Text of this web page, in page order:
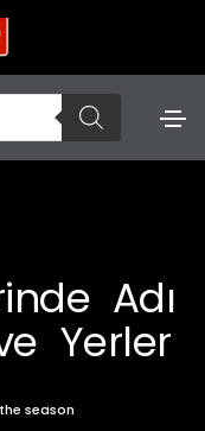
Adı
Yerler
season